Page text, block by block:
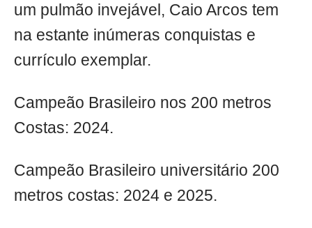
um pulmão invejável, Caio Arcos tem
na estante inúmeras conquistas e
currículo exemplar.
Campeão Brasileiro nos 200 metros
Costas: 2024.
Campeão Brasileiro universitário 200
metros costas: 2024 e 2025.